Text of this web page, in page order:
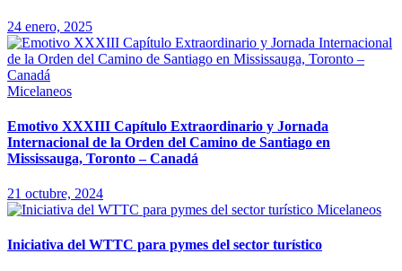
24 enero, 2025
Micelaneos
Emotivo XXXIII Capítulo Extraordinario y Jornada
Internacional de la Orden del Camino de Santiago en
Mississauga, Toronto – Canadá
21 octubre, 2024
Micelaneos
Iniciativa del WTTC para pymes del sector turístico